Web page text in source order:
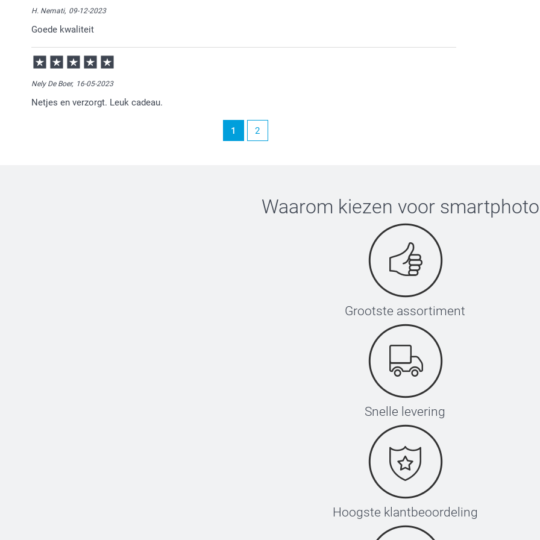
veel plezier ervan en graag tot ziens.
H. Nemati, 09-12-2023
Goede kwaliteit
Nely De Boer, 16-05-2023
Netjes en verzorgt. Leuk cadeau.
1 2
Waarom kiezen voor smartphoto
Grootste assortiment
Snelle levering
Hoogste klantbeoordeling